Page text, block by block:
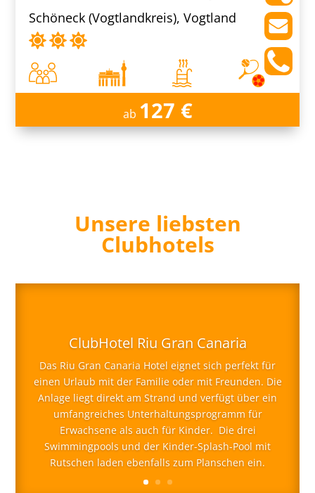
Schöneck (Vogtlandkreis), Vogtland
ab 127 €
Unsere liebsten
Clubhotels
ClubHotel Riu Gran Canaria
Das Riu Gran Canaria Hotel eignet sich perfekt für
einen Urlaub mit der Familie oder mit Freunden. Die
Anlage liegt direkt am Strand und verfügt über ein
umfangreiches Unterhaltungsprogramm für
Erwachsene als auch für Kinder. Die drei
Swimmingpools und der Kinder-Splash-Pool mit
Rutschen laden ebenfalls zum Planschen ein.